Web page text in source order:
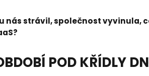
nás strávil, společnost vyvinula,
POD KŘÍDLY